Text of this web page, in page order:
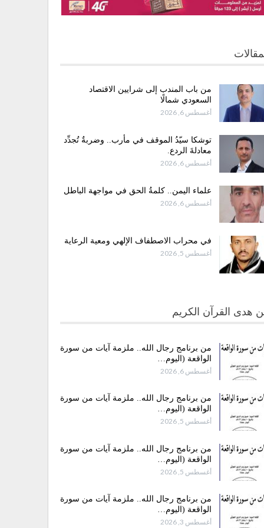
من باب المندب إلى شرايين الاقتصاد
السعودي شمالًا
أغسطس 6, 2026
توشكا سيّدُ الموقف في مأرب.. وضربةٌ تُجدِّد
معادلةَ الردع.
أغسطس 6, 2026
علماء اليمن.. كلمةُ الحق في مواجهة الباطل
أغسطس 6, 2026
في محراب الاصطفاف الإلهي ومعية الرعاية
أغسطس 5, 2026
هدى القرآن الكريم
من برنامج رجال الله.. ملزمة آيات من سورة
الواقعة (اليوم…
أغسطس 6, 2026
من برنامج رجال الله.. ملزمة آيات من سورة
الواقعة (اليوم…
أغسطس 5, 2026
من برنامج رجال الله.. ملزمة آيات من سورة
الواقعة (اليوم…
أغسطس 5, 2026
من برنامج رجال الله.. ملزمة آيات من سورة
الواقعة (اليوم…
أغسطس 3, 2026